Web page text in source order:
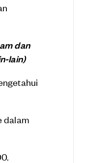
dan
lain)
dalam